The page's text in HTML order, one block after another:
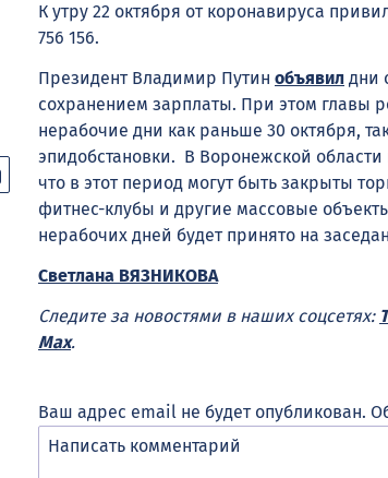
К утру 22 октября от коронавируса
756 156.
Президент Владимир Путин объявил дни
сохранением зарплаты. При этом главы
нерабочие дни как раньше 30 октября,
эпидобстановки. В Воронежской области
что в этот период могут быть закрыты
фитнес-клубы и другие массовые
нерабочих дней будет принято на
Светлана ВЯЗНИКОВА
Следите за новостями в наших соцсетях:
Max.
Ваш адрес email не будет опубликован.